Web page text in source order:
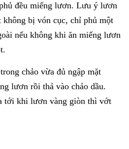
đều miếng lươn. Lưu ý lươn
không bị vón cục, chỉ phủ một
nếu không khi ăn miếng lươn
chảo vừa đủ ngập mặt
lươn rồi thả vào chảo dầu.
tới khi lươn vàng giòn thì vớt